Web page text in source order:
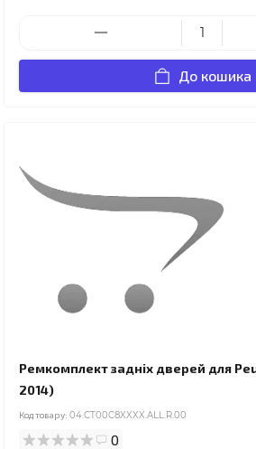
До кошика
Ремкомплект задніх дверей для
2014)
Код товару: 04.CT00C8XXXX.ALL.R.00
0